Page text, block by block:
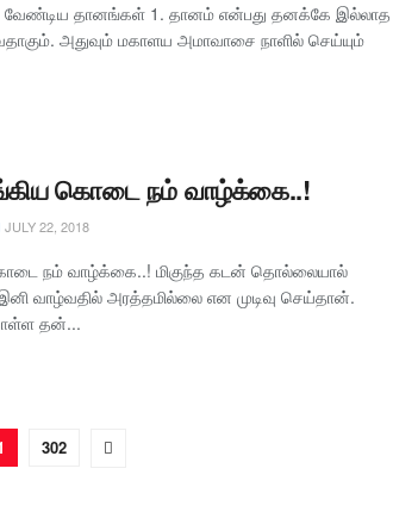
தானங்கள் 1. தானம் என்பது தனக்கே இல்லாத
அதுவும் மகாளய அமாவாசை நாளில் செய்யும்
கொடை நம் வாழ்க்கை..!
JULY 22, 2018
நம் வாழ்க்கை..! மிகுந்த கடன் தொல்லையால்
வாழ்வதில் அரத்தமில்லை என முடிவு செய்தான்.
தன்...
302